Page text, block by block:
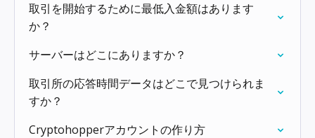
取引を開始するために最低入金額はあります
か？
サーバーはどこにありますか？
取引所の応答時間データはどこで見つけられま
すか？
Cryptohopperアカウントの作り方